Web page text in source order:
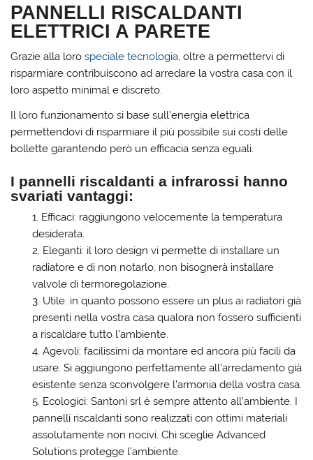
PANNELLI RISCALDANTI
ELETTRICI A PARETE
Grazie alla lorospeciale tecnologia, oltre a permettervi di
risparmiare contribuiscono ad arredare la vostra casa con il
loro aspetto minimal e discreto.
Il loro funzionamento si base sull’energia elettrica
permettendovi di risparmiare il più possibile sui costi delle
bollette garantendo però un efficacia senza eguali.
I pannelli riscaldanti a infrarossi hanno
svariati vantaggi:
Efficaci: raggiungono velocemente la temperatura
desiderata.
Eleganti: il loro design vi permette di installare un
radiatore e di non notarlo, non bisognerà installare
valvole di termoregolazione.
Utile: in quanto possono essere un plus ai radiatori già
presenti nella vostra casa qualora non fossero sufficienti
a riscaldare tutto l’ambiente.
Agevoli: facilissimi da montare ed ancora più facili da
usare. Si aggiungono perfettamente all’arredamento già
esistente senza sconvolgere l’armonia della vostra casa.
Ecologici: Santoni srl è sempre attento all’ambiente. I
pannelli riscaldanti sono realizzati con ottimi materiali
assolutamente non nocivi. Chi sceglie Advanced
Solutions protegge l’ambiente.